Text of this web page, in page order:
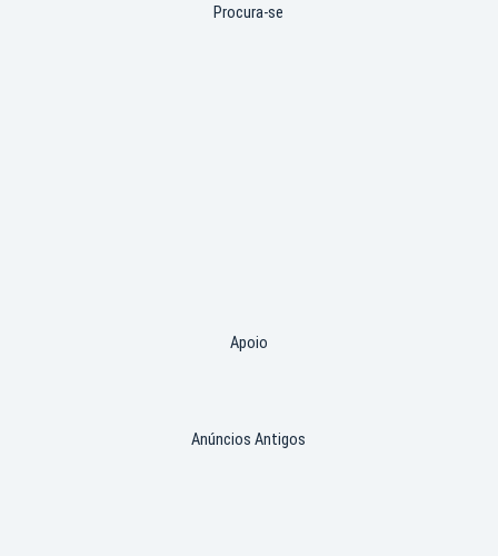
Procura-se
Apoio
Anúncios Antigos